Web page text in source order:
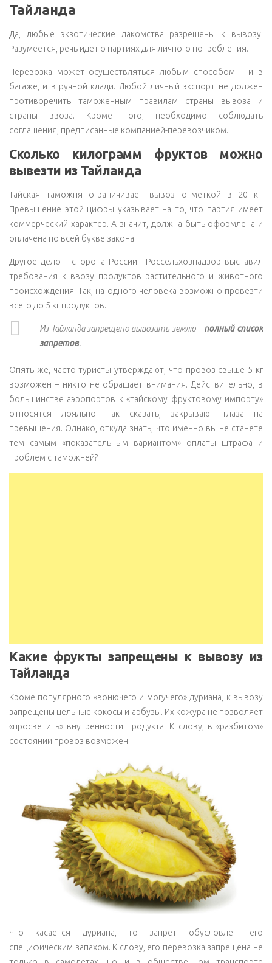
Тайланда
Да, любые экзотические лакомства разрешены к вывозу.
Разумеется, речь идет о партиях для личного потребления.
Перевозка может осуществляться любым способом – и в
багаже, и в ручной клади. Любой личный экспорт не должен
противоречить таможенным правилам страны вывоза и
страны ввоза. Кроме того, необходимо соблюдать
соглашения, предписанные компанией-перевозчиком.
Сколько килограмм фруктов можно
вывезти из Тайланда
Тайская таможня ограничивает вывоз отметкой в 20 кг.
Превышение этой цифры указывает на то, что партия имеет
коммерческий характер. А значит, должна быть оформлена и
оплачена по всей букве закона.
Другое дело – сторона России. Россельхознадзор выставил
требования к ввозу продуктов растительного и животного
происхождения. Так, на одного человека возможно провезти
всего до 5 кг продуктов.
Из Тайланда запрещено вывозить землю –полный список
запретов.
Опять же, часто туристы утверждают, что провоз свыше 5 кг
возможен – никто не обращает внимания. Действительно, в
большинстве аэропортов к «тайскому фруктовому импорту»
относятся лояльно. Так сказать, закрывают глаза на
превышения. Однако, откуда знать, что именно вы не станете
тем самым «показательным вариантом» оплаты штрафа и
проблем с таможней?
Какие фрукты запрещены к вывозу из
Тайланда
Кроме популярного «вонючего и могучего» дуриана, к вывозу
запрещены цельные кокосы и арбузы. Их кожура не позволяет
«просветить» внутренности продукта. К слову, в «разбитом»
состоянии провоз возможен.
Что касается дуриана, то запрет обусловлен его
специфическим запахом. К слову, его перевозка запрещена не